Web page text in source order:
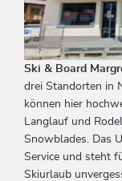
Ski & Board
drei Standorten in
können hier
Langlauf und
Snowblades. Das
Service und steht
Skiurlaub